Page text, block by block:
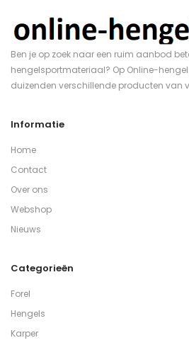
Ben je op zoek naar een ruim aanbod
hengelsportmateriaal? Op Online-
duizenden verschillende producten van
Informatie
Home
Contact
Over ons
Webshop
Nieuws
Categorieën
Forel
Hengels
Karper